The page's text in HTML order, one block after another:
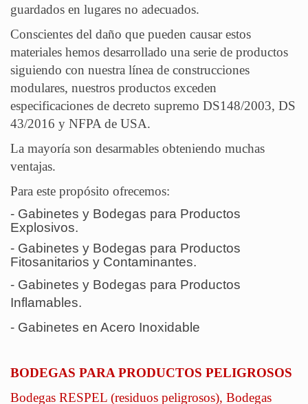
guardados en lugares no adecuados.
Conscientes del daño que pueden causar estos
materiales hemos desarrollado una serie de productos
siguiendo con nuestra línea de construcciones
modulares, nuestros productos exceden
especificaciones de decreto supremo DS148/2003, DS
43/2016 y NFPA de USA.
La mayoría son desarmables obteniendo muchas
ventajas.
Para este propósito ofrecemos:
- Gabinetes y Bodegas para Productos
Explosivos.
- Gabinetes y Bodegas para Productos
Fitosanitarios y Contaminantes.
- Gabinetes y Bodegas para Productos
Inflamables.
- Gabinetes en Acero Inoxidable
BODEGAS PARA PRODUCTOS PELIGROSOS
Bodegas RESPEL (residuos peligrosos), Bodegas